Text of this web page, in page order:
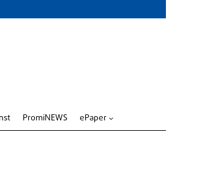
PromiNEWS ePaper 3